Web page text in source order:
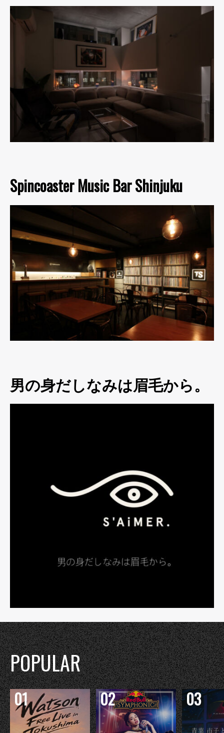
Spincoaster Music Bar Shinjuku
男の身だしなみは眉毛から。
POPULAR